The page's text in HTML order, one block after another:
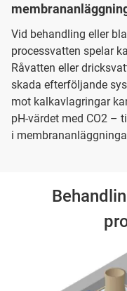
Vid behandling eller
processvatten spelar
Råvatten eller
skada efterföljande
mot kalkavlagringar
pH-värdet med CO2 –
i